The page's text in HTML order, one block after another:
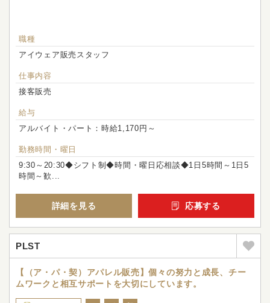
職種
アイウェア販売スタッフ
仕事内容
接客販売
給与
アルバイト・パート：時給1,170円～
勤務時間・曜日
9:30～20:30◆シフト制◆時間・曜日応相談◆1日5時間～1日5
時間～歓...
詳細を見る 応募する
PLST
【（ア・パ・契）アパレル販売】個々の努力と成長、チー
ムワークと相互サポートを大切にしています。